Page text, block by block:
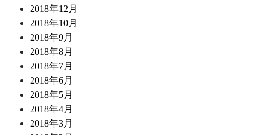
2018年12月
2018年10月
2018年9月
2018年8月
2018年7月
2018年6月
2018年5月
2018年4月
2018年3月